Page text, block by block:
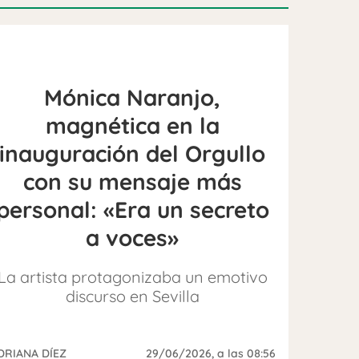
Mónica Naranjo,
magnética en la
inauguración del Orgullo
con su mensaje más
«Era un secreto
a voces»
artista protagonizaba un emotivo
discurso en Sevilla
DÍEZ 29/06/2026, a las 08:56